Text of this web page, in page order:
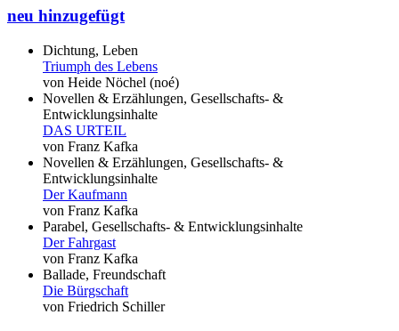
neu hinzugefügt
Dichtung, Leben
Triumph des Lebens
von Heide Nöchel (noé)
Novellen & Erzählungen, Gesellschafts- &
Entwicklungsinhalte
DAS URTEIL
von Franz Kafka
Novellen & Erzählungen, Gesellschafts- &
Entwicklungsinhalte
Der Kaufmann
von Franz Kafka
Parabel, Gesellschafts- & Entwicklungsinhalte
Der Fahrgast
von Franz Kafka
Ballade, Freundschaft
Die Bürgschaft
von Friedrich Schiller